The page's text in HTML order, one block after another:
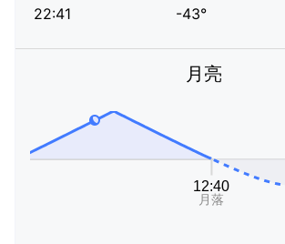
22:41 -43°
月亮